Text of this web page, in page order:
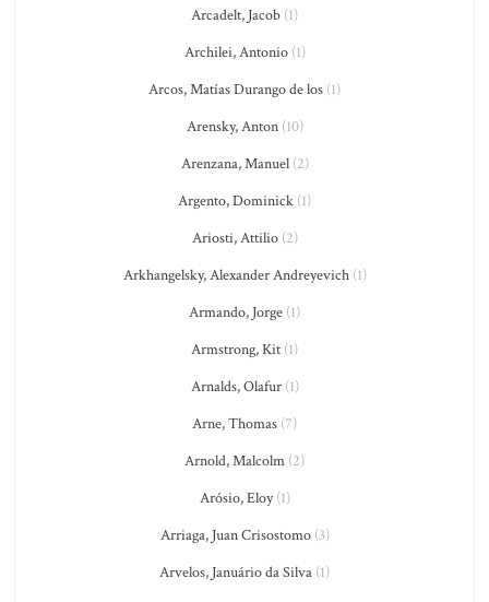
Arcadelt, Jacob (1)
Archilei, Antonio(1)
Arcos, Matías Durango de los (1)
Arensky, Anton(10)
Arenzana, Manuel(2)
Argento, Dominick (1)
Ariosti, Attilio(2)
Arkhangelsky, Alexander Andreyevich(1)
Armando, Jorge (1)
Armstrong, Kit (1)
Arnalds, Olafur(1)
Arne, Thomas (7)
Arnold, Malcolm (2)
Arósio, Eloy(1)
Arriaga, Juan Crisostomo(3)
Arvelos, Januário da Silva (1)